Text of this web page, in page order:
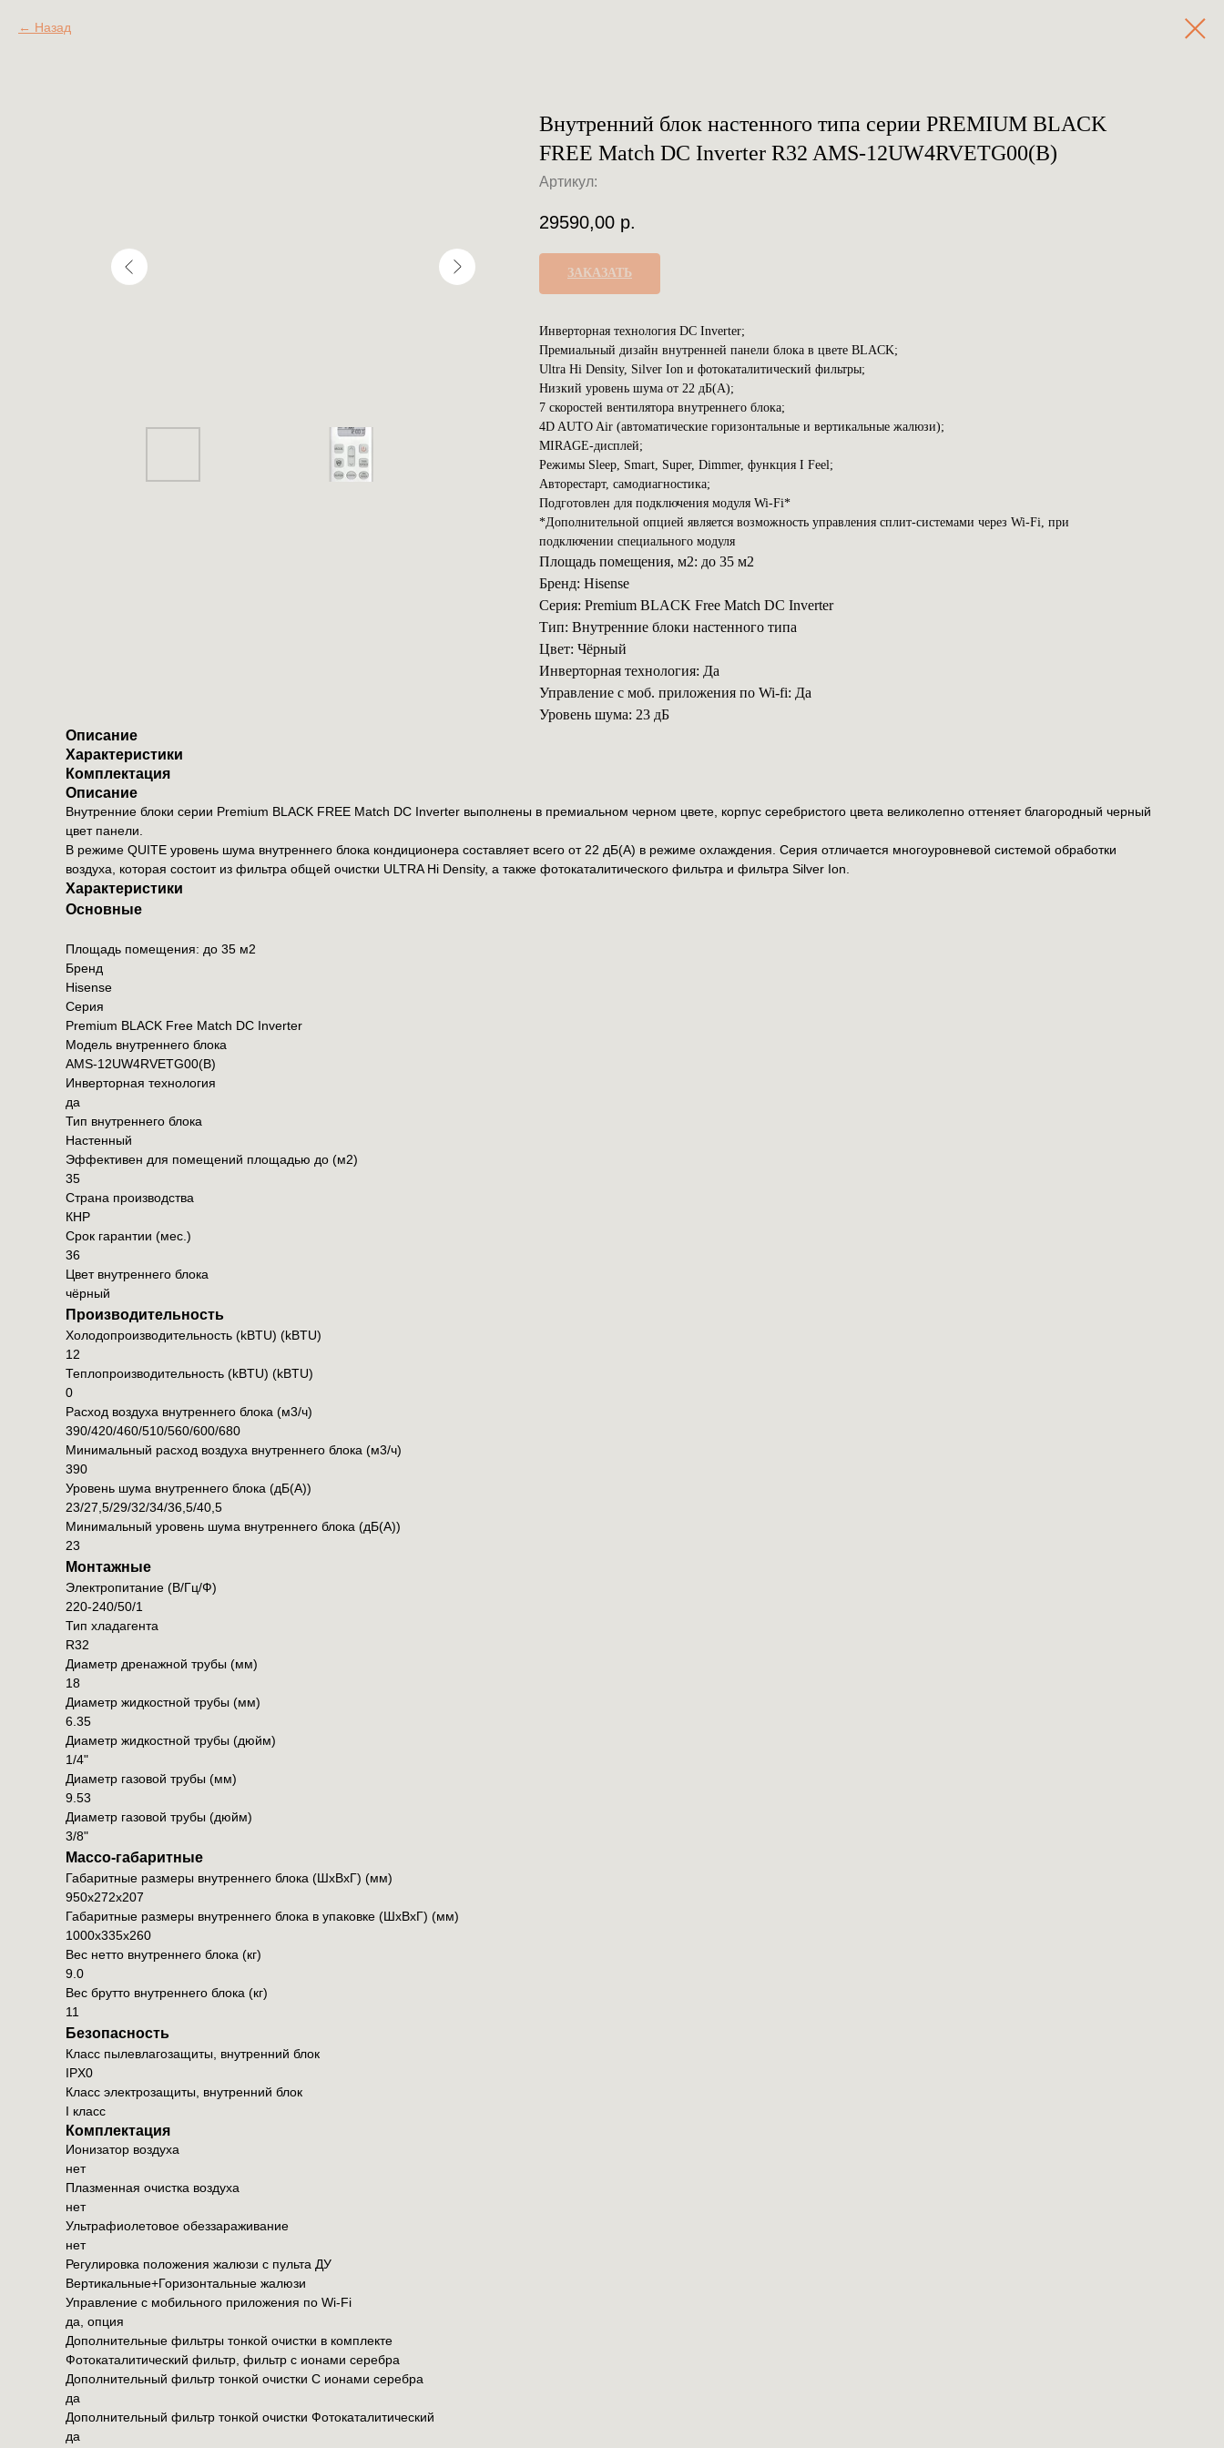
Назад
Внутренний блок настенного типа серии PREMIUM BLACK
FREE Match DC Inverter R32 AMS-12UW4RVETG00(B)
Артикул:
29590,00 р.
ЗАКАЗАТЬ
Инверторная технология DC Inverter;
Премиальный дизайн внутренней панели блока в цвете BLACK;
Ultra Hi Density, Silver Ion и фотокаталитический фильтры;
Низкий уровень шума от 22 дБ(А);
7 скоростей вентилятора внутреннего блока;
4D AUTO Air (автоматические горизонтальные и вертикальные жалюзи);
MIRAGE-дисплей;
Режимы Sleep, Smart, Super, Dimmer, функция I Feel;
Авторестарт, самодиагностика;
Подготовлен для подключения модуля Wi-Fi*
*Дополнительной опцией является возможность управления сплит-системами через Wi-Fi, при
подключении специального модуля
Площадь помещения, м2: до 35 м2
Бренд: Hisense
Серия: Premium BLACK Free Match DC Inverter
Тип: Внутренние блоки настенного типа
Цвет: Чёрный
Инверторная технология: Да
Управление с моб. приложения по Wi-fi: Да
Уровень шума: 23 дБ
Описание
Характеристики
Комплектация
Описание
Внутренние блоки серии Premium BLACK FREE Match DC Inverter выполнены в премиальном черном цвете, корпус серебристого цвета великолепно оттеняет благородный черный
цвет панели.
В режиме QUITE уровень шума внутреннего блока кондиционера составляет всего от 22 дБ(A) в режиме охлаждения. Серия отличается многоуровневой системой обработки
воздуха, которая состоит из фильтра общей очистки ULTRA Hi Density, а также фотокаталитического фильтра и фильтра Silver Ion.
Характеристики
Основные
Площадь помещения: до 35 м2
Бренд
Hisense
Серия
Premium BLACK Free Match DC Inverter
Модель внутреннего блока
AMS-12UW4RVETG00(B)
Инверторная технология
да
Тип внутреннего блока
Настенный
Эффективен для помещений площадью до (м2)
35
Страна производства
КНР
Срок гарантии (мес.)
36
Цвет внутреннего блока
чёрный
Производительность
Холодопроизводительность (kBTU) (kBTU)
12
Теплопроизводительность (kBTU) (kBTU)
0
Расход воздуха внутреннего блока (м3/ч)
390/420/460/510/560/600/680
Минимальный расход воздуха внутреннего блока (м3/ч)
390
Уровень шума внутреннего блока (дБ(А))
23/27,5/29/32/34/36,5/40,5
Минимальный уровень шума внутреннего блока (дБ(А))
23
Монтажные
Электропитание (В/Гц/Ф)
220-240/50/1
Тип хладагента
R32
Диаметр дренажной трубы (мм)
18
Диаметр жидкостной трубы (мм)
6.35
Диаметр жидкостной трубы (дюйм)
1/4"
Диаметр газовой трубы (мм)
9.53
Диаметр газовой трубы (дюйм)
3/8"
Массо-габаритные
Габаритные размеры внутреннего блока (ШxВxГ) (мм)
950x272x207
Габаритные размеры внутреннего блока в упаковке (ШxВxГ) (мм)
1000x335x260
Вес нетто внутреннего блока (кг)
9.0
Вес брутто внутреннего блока (кг)
11
Безопасность
Класс пылевлагозащиты, внутренний блок
IPX0
Класс электрозащиты, внутренний блок
I класс
Комплектация
Ионизатор воздуха
нет
Плазменная очистка воздуха
нет
Ультрафиолетовое обеззараживание
нет
Регулировка положения жалюзи с пульта ДУ
Вертикальные+Горизонтальные жалюзи
Управление c мобильного приложения по Wi-Fi
да, опция
Дополнительные фильтры тонкой очистки в комплекте
Фотокаталитический фильтр, фильтр с ионами серебра
Дополнительный фильтр тонкой очистки С ионами серебра
да
Дополнительный фильтр тонкой очистки Фотокаталитический
да